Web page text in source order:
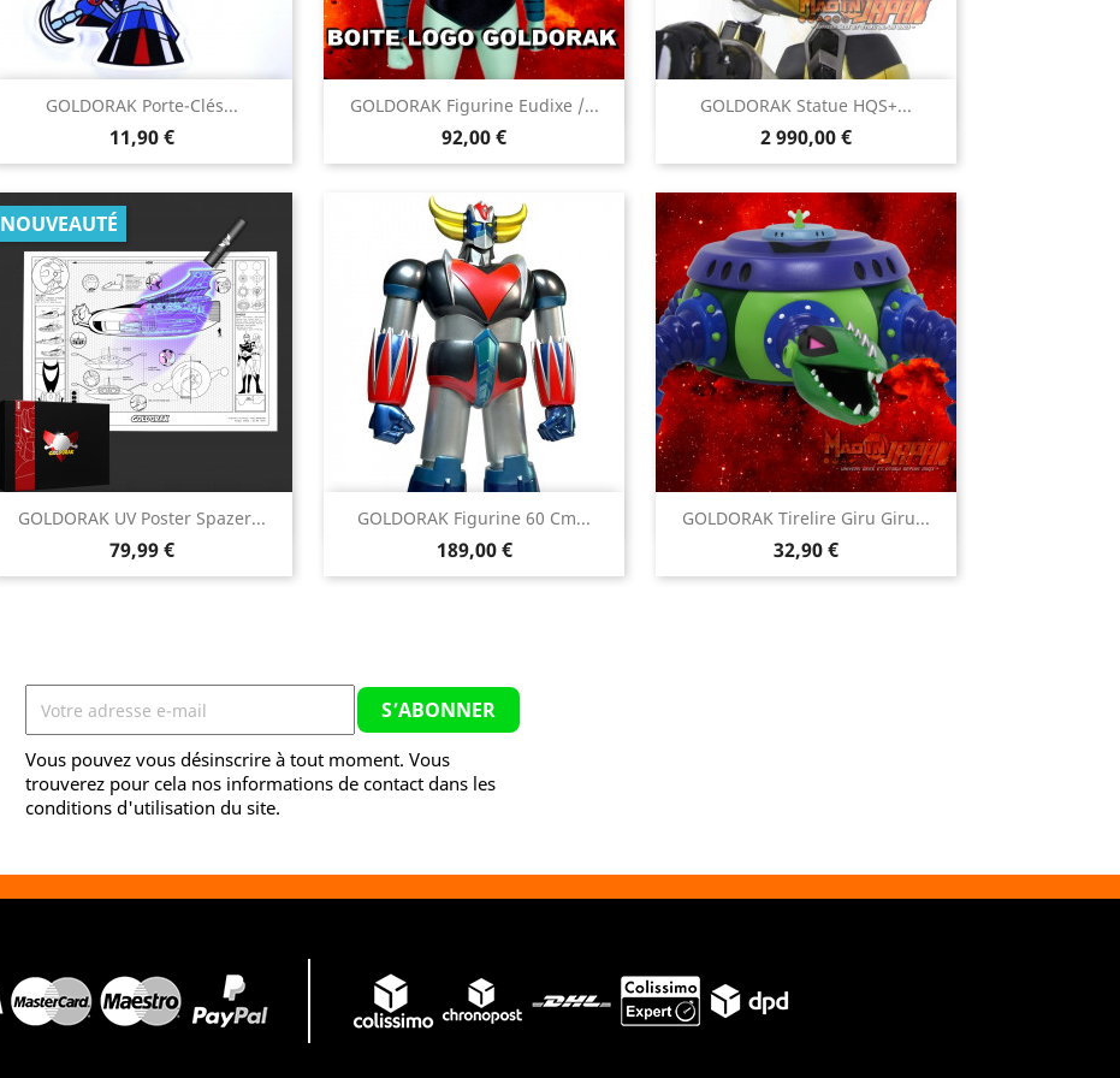
GOLDORAK Porte-Clés...
Prix
11,90 €
Aperçu rapide GOLDORAK Figurine Eudixe /...
Prix
92,00 €
Aperçu rapide GOLDORAK Statue HQS+...
Prix
2 990,00 €
Aperçu rapide
GOLDORAK UV Poster Spazer...
Prix
79,99 €
NOUVEAUTÉ
Aperçu rapide GOLDORAK Figurine 60 Cm...
Prix
189,00 €
Aperçu rapide GOLDORAK Tirelire Giru Giru...
Prix
32,90 €
Aperçu rapide
Vous pouvez vous désinscrire à tout moment. Vous
trouverez pour cela nos informations de contact dans les
conditions d'utilisation du site.